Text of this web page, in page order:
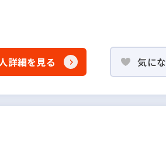
詳細を見る 気に